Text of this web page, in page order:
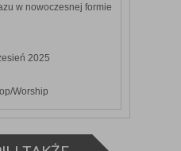
w nowoczesnej formie
2025
Worship